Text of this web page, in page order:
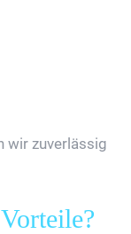
wir zuverlässig